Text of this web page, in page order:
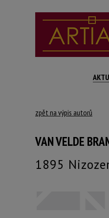
zpět na výpis autorů
VAN VELDE
1895